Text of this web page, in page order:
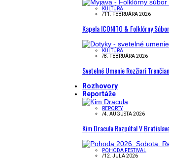
KULTÚRA
/11. FEBRUÁRA 2026
Kapela ICONITO & Folklórny
KULTÚRA
/8. FEBRUÁRA 2026
Svetelné Umenie Rozžiari
Rozhovory
Reportáže
REPORTY
/4. AUGUSTA 2026
Kim Dracula Rozpútal V
POHODA FESTIVAL
/12. JÚLA 2026